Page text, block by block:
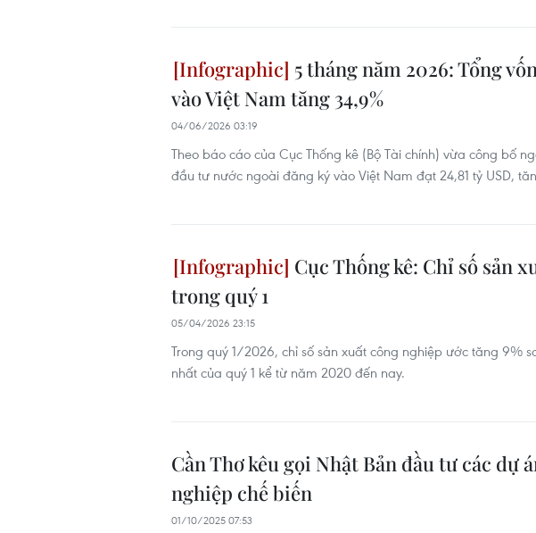
5 tháng năm 2026: Tổng
vào Việt Nam tăng 34,9%
04/06/2026 03:19
Theo báo cáo của Cục Thống kê (Bộ Tài chính) vừa công bố
đầu tư nước ngoài đăng ký vào Việt Nam đạt 24,81 tỷ USD,
Cục Thống kê: Chỉ số sản
trong quý 1
05/04/2026 23:15
Trong quý 1/2026, chỉ số sản xuất công nghiệp ước tăng 9%
nhất của quý 1 kể từ năm 2020 đến nay.
Cần Thơ kêu gọi Nhật Bản đầu tư các dự
nghiệp chế biến
01/10/2025 07:53